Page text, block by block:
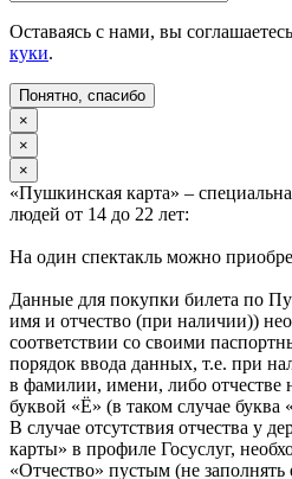
Оставаясь с нами, вы
куки.
Понятно, спасибо
×
×
×
«Пушкинская карта» –
людей от 14 до 22 лет:
На один спектакль можно
Данные для покупки билета по
имя и отчество (при наличии))
соответствии со своими
порядок ввода данных, т.е. при
в фамилии, имени, либо отчестве
буквой «Ё» (в таком случае буква
В случае отсутствия отчества у
карты» в профиле Госуслуг,
«Отчество» пустым (не заполнять